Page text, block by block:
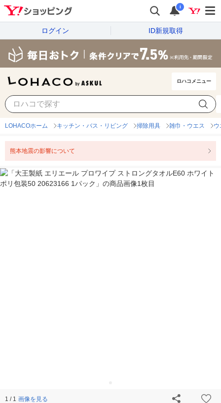
i
ログイン ID新規取得
ロハコメニュー
LOHACOホーム キッチン・バス・リビング 掃除用具 雑巾・ウエス ウ
熊本地震の影響について
1 / 1 画像を見る